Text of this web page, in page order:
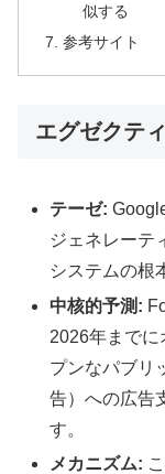
似する
参考サイト
エグゼクテ
テーゼ:
ジェネレーテ
システムの根
中核的予測:
2026年まで
プンなパブリ
告）への広告
す。
メカニズム: